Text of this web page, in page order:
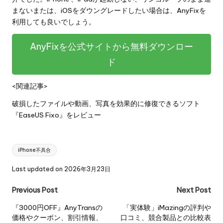
まないまたは、iOSをダウングレードしたい場合は、AnyFixを
利用しても良いでしょう。
AnyFixを公式サイトから無料ダウンロー
ド
<関連記事>
破損したファイルや動画、写真を効果的に修復できるソフト
『EaseUS Fixo』をレビュー
Tags:
iPhone不具合
Last updated on 2026年3月23日
Post
navigation
Previous Post
『3000円OFF』AnyTransの
価格やクーポン、割引情報、
Next Post
「実体験」iMazingの評判や
口コミ、競合製品との比較表